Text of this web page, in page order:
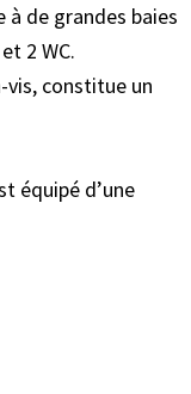
à de grandes baies
2 WC.
vis, constitue un
équipé d’une